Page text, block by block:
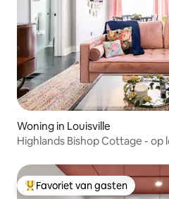
Woning in Louisville
Highlands Bishop Cottage - op
Topfavoriet van gasten
Favoriet van gasten